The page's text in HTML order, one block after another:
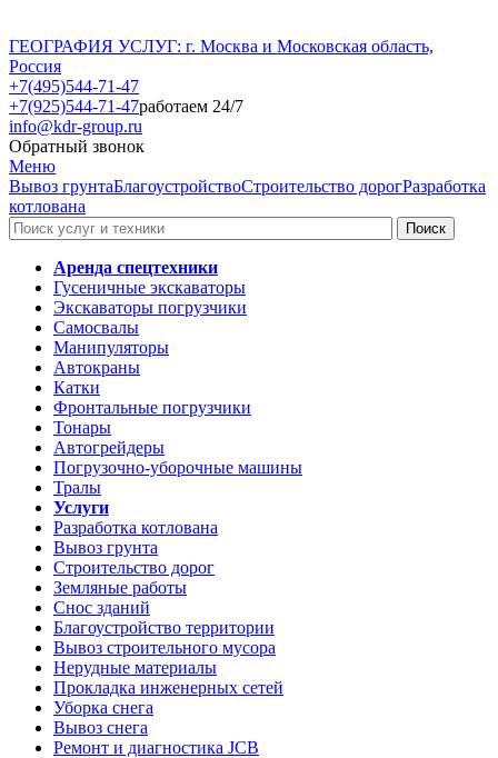
ГЕОГРАФИЯ УСЛУГ: г. Москва и Московская область,
Россия
+7(495)544-71-47
+7(925)544-71-47работаем 24/7
info@kdr-group.ru
Обратный звонок
Меню
Вывоз грунтаБлагоустройствоСтроительство дорогРазработка
котлована
Аренда спецтехники
Гусеничные экскаваторы
Экскаваторы погрузчики
Самосвалы
Манипуляторы
Автокраны
Катки
Фронтальные погрузчики
Тонары
Автогрейдеры
Погрузочно-уборочные машины
Тралы
Услуги
Разработка котлована
Вывоз грунта
Строительство дорог
Земляные работы
Снос зданий
Благоустройство территории
Вывоз строительного мусора
Нерудные материалы
Прокладка инженерных сетей
Уборка снега
Вывоз снега
Ремонт и диагностика JCB